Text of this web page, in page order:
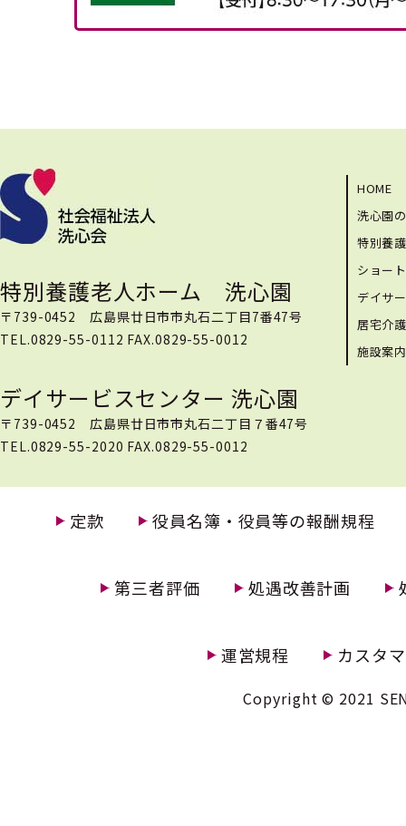
特別養護老人ホーム 洗心園
〒739-0452 広島県廿日市市丸石二丁目7番47号
TEL.0829-55-0112 FAX.0829-55-0012
デイサービスセンター 洗心園
〒739-0452 広島県廿日市市丸石二丁目７番47号
TEL.0829-55-2020 FAX.0829-55-0012
HOME
洗心園
特別養
ショー
デイサ
居宅介
施設案
定款 役員名簿・役員等の報酬規程
第三者評価 処遇改善計画
運営規程 カスタ
Copyright © 2021